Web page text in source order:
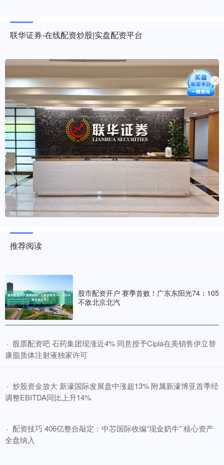
联华证券-在线配资炒股|实盘配资平台
推荐阅读
股市配资开户 赛季首败！广东东阳光74：105
不敌北京北汽
· ​股票配资吧 石药集团现涨近4% 同意授予Cipla在美销售伊立替
康脂质体注射液独家许可
· ​炒股资金放大 新濠国际发展盘中涨超13% 附属新濠博亚首季经
调整EBITDA同比上升14%
· ​配资技巧 406亿整合敲定：中芯国际收编“现金奶牛” 核心资产
全盘纳入